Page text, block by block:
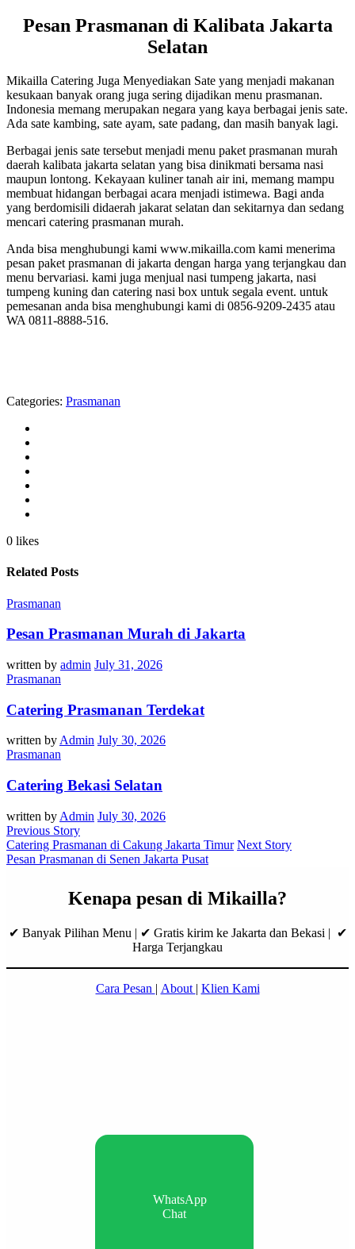
Pesan Prasmanan di Kalibata Jakarta
Selatan
Mikailla Catering Juga Menyediakan Sate yang menjadi makanan
kesukaan banyak orang juga sering dijadikan menu prasmanan.
Indonesia memang merupakan negara yang kaya berbagai jenis sate.
Ada sate kambing, sate ayam, sate padang, dan masih banyak lagi.
Berbagai jenis sate tersebut menjadi menu paket prasmanan murah
daerah kalibata jakarta selatan yang bisa dinikmati bersama nasi
maupun lontong. Kekayaan kuliner tanah air ini, memang mampu
membuat hidangan berbagai acara menjadi istimewa. Bagi anda
yang berdomisili didaerah jakarat selatan dan sekitarnya dan sedang
mencari catering prasmanan murah.
Anda bisa menghubungi kami www.mikailla.com kami menerima
pesan paket prasmanan di jakarta dengan harga yang terjangkau dan
menu bervariasi. kami juga menjual nasi tumpeng jakarta, nasi
tumpeng kuning dan catering nasi box untuk segala event. untuk
pemesanan anda bisa menghubungi kami di 0856-9209-2435 atau
WA 0811-8888-516.
Categories: Prasmanan
0 likes
Related Posts
Prasmanan
Pesan Prasmanan Murah di Jakarta
written by admin July 31, 2026
Prasmanan
Catering Prasmanan Terdekat
written byAdmin July 30, 2026
Prasmanan
Catering Bekasi Selatan
written by Admin July 30, 2026
Previous Story
Catering Prasmanan di Cakung Jakarta Timur Next Story
Pesan Prasmanan di Senen Jakarta Pusat
Kenapa pesan di Mikailla?
✔ Banyak Pilihan Menu | ✔ Gratis kirim ke Jakarta dan Bekasi | ✔
Harga Terjangkau
Cara Pesan | About | Klien Kami
WhatsApp
Chat